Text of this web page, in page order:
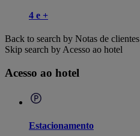
4 e +
Back to search by Notas de clientes
Skip search by Acesso ao hotel
Acesso ao hotel
Estacionamento